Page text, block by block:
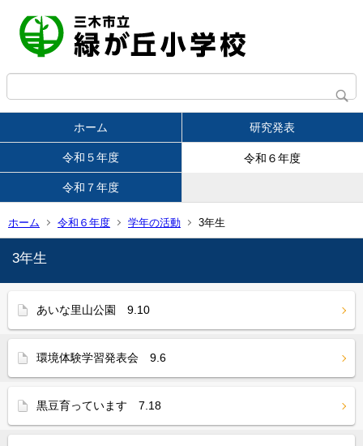
ホーム 研究発表
令和５年度 令和６年度
令和７年度
ホーム 令和６年度 学年の活動 3年生
3年生
あいな里山公園 9.10
環境体験学習発表会 9.6
黒豆育っています 7.18